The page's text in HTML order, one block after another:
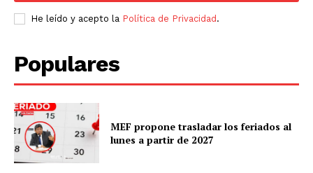
He leído y acepto la Política de Privacidad .
Populares
MEF propone trasladar los feriados al
lunes a partir de 2027